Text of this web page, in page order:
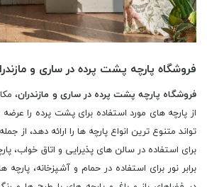
فروشگاه پارچه پشت پرده در ساری و
فروشگاه پارچه پشت پرده در ساری و مازندران،
از پارچه های مورد استفاده برای پشت پرده را
تواند متنوع ترین انواع پارچه ها را ارائه دهد،
برای استفاده در سالن های پذیرایی و اتاق خواب،
برابر نور برای استفاده در حمام و آشپزخانه،